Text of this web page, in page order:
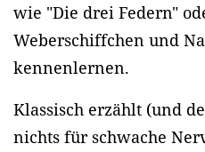
wie "Die drei Federn"
Weberschiffchen und
kennenlernen.
Klassisch erzählt (und
nichts für schwache